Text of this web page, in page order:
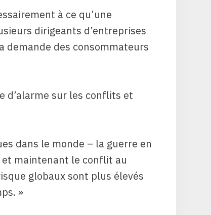
à ce qu’une
dirigeants d’entreprises
des consommateurs
d’alarme sur les conflits et
dans le monde – la guerre en
et maintenant le conflit au
globaux sont plus élevés
»